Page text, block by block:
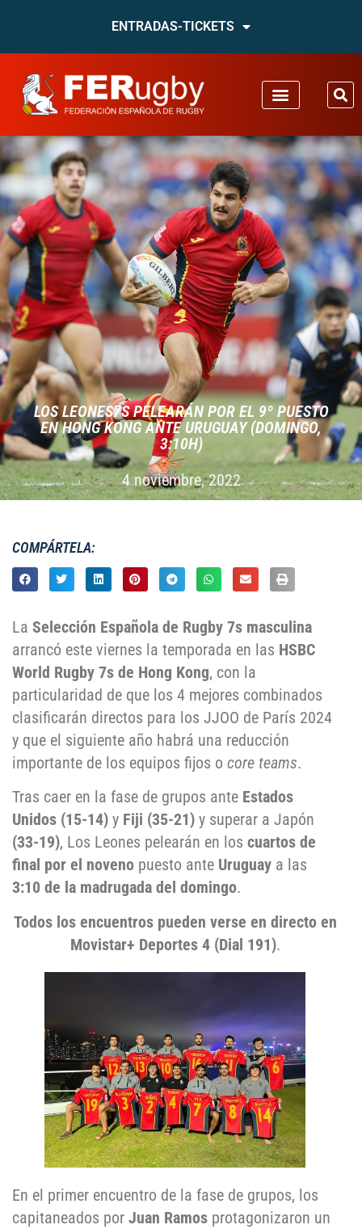
ENTRADAS-TICKETS
LOS LEONES7S PELEARÁN POR EL 9º PUESTO
EN HONG KONG ANTE URUGUAY (DOMINGO,
3:10H)
4 noviembre, 2022
COMPÁRTELA:
La Selección Española de Rugby 7s masculina
arrancó este viernes la temporada en las HSBC
World Rugby 7s de Hong Kong, con la
particularidad de que los 4 mejores combinados
clasificarán directos para los JJOO de París 2024
y que el siguiente año habrá una reducción
importante de los equipos fijos o core teams.
Tras caer en la fase de grupos ante Estados
Unidos (15-14) y Fiji (35-21) y superar a Japón
(33-19), Los Leones pelearán en los cuartos de
final por el noveno puesto ante Uruguay a las
3:10 de la madrugada del domingo.
Todos los encuentros pueden verse en directo en
Movistar+ Deportes 4 (Dial 191).
En el primer encuentro de la fase de grupos, los
capitaneados por Juan Ramos protagonizaron un